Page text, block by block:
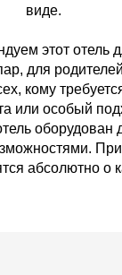
виде.
этот отель
для
кому
или особый
оборудован
абсолютно о